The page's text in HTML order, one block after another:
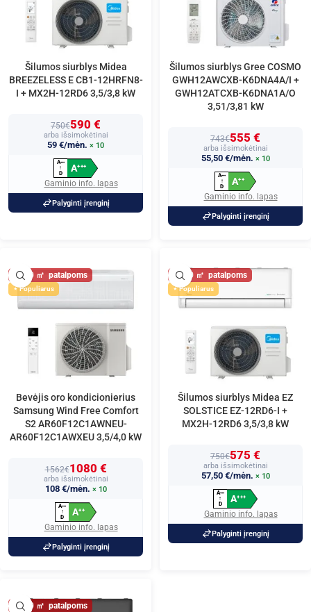
Šilumos siurblys Midea
BREEZELESS E CB1-12HRFN8-
I + MX2H-12RD6 3,5/3,8 kW
750€590 €
arba išsimokėtinai
59 €/mėn. × 10
A+++
↑
D
A+++
Gaminio info. lapas
Palyginti įrenginį
Šilumos siurblys Gree COSMO
GWH12AWCXB-K6DNA4A/I +
GWH12ATCXB-K6DNA1A/O
3,51/3,81 kW
743€555 €
arba išsimokėtinai
55,50 €/mėn. × 10
A+++
↑
D
A++
Gaminio info. lapas
Palyginti įrenginį
40
Populiarus
Bevėjis oro kondicionierius
Samsung Wind Free Comfort
S2 AR60F12C1AWNEU-
AR60F12C1AWXEU 3,5/4,0 kW
1562€1080 €
arba išsimokėtinai
108 €/mėn. × 10
A+++
↑
D
A++
Gaminio info. lapas
Palyginti įrenginį
40
Populiarus
Šilumos siurblys Midea EZ
SOLSTICE EZ-12RD6-I +
MX2H-12RD6 3,5/3,8 kW
750€575 €
arba išsimokėtinai
57,50 €/mėn. × 10
A+++
↑
D
A+++
Gaminio info. lapas
Palyginti įrenginį
40